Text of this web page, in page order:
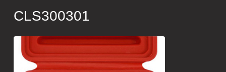
CLS300301